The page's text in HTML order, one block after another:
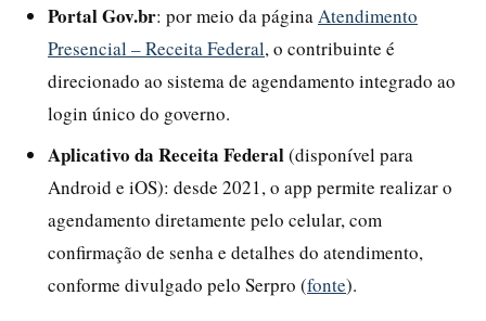
Portal Gov.br: por meio da página Atendimento
Presencial – Receita Federal, o contribuinte é
direcionado ao sistema de agendamento integrado ao
login único do governo.
Aplicativo da Receita Federal(disponível para
Android e iOS): desde 2021, o app permite realizar o
agendamento diretamente pelo celular, com
confirmação de senha e detalhes do atendimento,
conforme divulgado pelo Serpro (fonte).